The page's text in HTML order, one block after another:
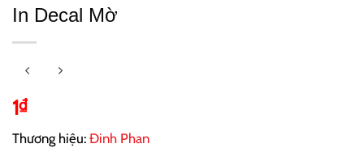
In Decal Mờ
1₫
Thương hiệu: Đinh Phan